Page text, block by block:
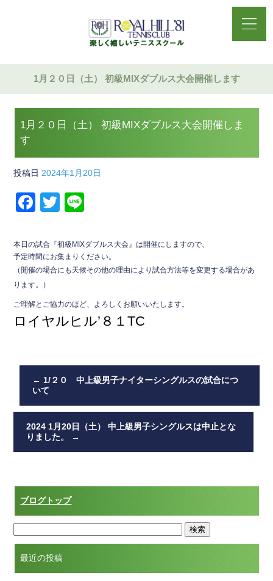
1月２０日（土） 初級MIXダブルス大会開催します
1月２０日（土） 初級MIXダブルス大会開催しま
す
投稿日 2024年1月20日
F
c
e
b
o
o
T
tt
er
e
本日の試合『初級MIXダブルス大会』は開催にしますので、
予定時間にお集まりください。
（開催の場合にも天候その他の理由により試合方法等を変更する場合があ
ります。）
ご理解とご協力のほど、よろしくお願いいたします。
ロイヤルヒル’８１TC
← 1/２０ 中上級男子ナイターシングルスの試合につ
いて
2024 1月20日（土） 中上級男子シングルスは中止とな
りました。
→
ブログトップ
最近の投稿